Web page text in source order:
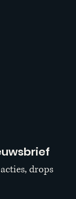
drops